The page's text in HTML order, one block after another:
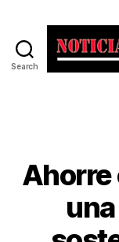
Search
Ahorre